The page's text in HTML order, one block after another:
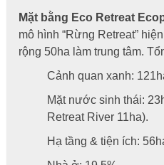
Mặt bằng Eco Retreat
mô hình “Rừng Retreat”
rộng 50ha làm trung tâm.
Cảnh quan xanh:
Mặt nước sinh thái:
Retreat River 11ha).
Hạ tầng & tiện ích: